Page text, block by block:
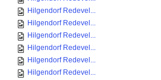
Hilgendorf Redevel...
Hilgendorf Redevel...
Hilgendorf Redevel...
Hilgendorf Redevel...
Hilgendorf Redevel...
Hilgendorf Redevel...